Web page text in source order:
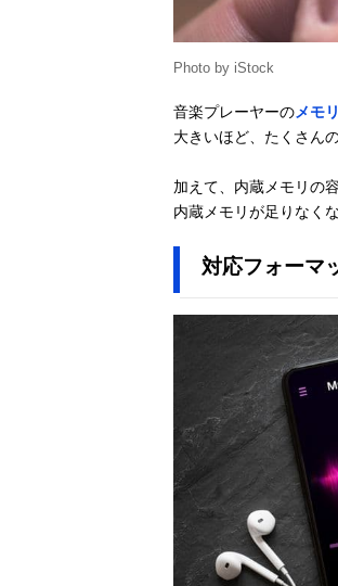
Photo by iStock
音楽プレーヤーのメモ
大きいほど、たくさん
加えて、内蔵メモリの
内蔵メモリが足りなく
対応フォーマ